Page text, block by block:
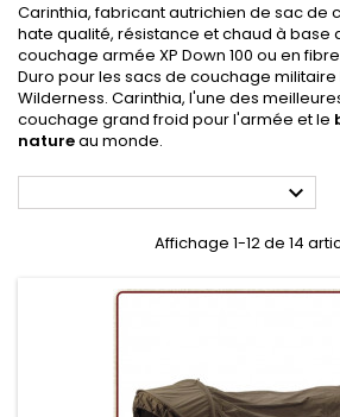
Carinthia, fabricant autrichien de sac de
hate qualité, résistance et chaud à base
couchage armée XP Down 100 ou en
Duro pour les sacs de couchage militaire
Wilderness. Carinthia, l'une des
couchage grand froid pour l'armée et le
natureau monde.

Affichage 1-12 de 14